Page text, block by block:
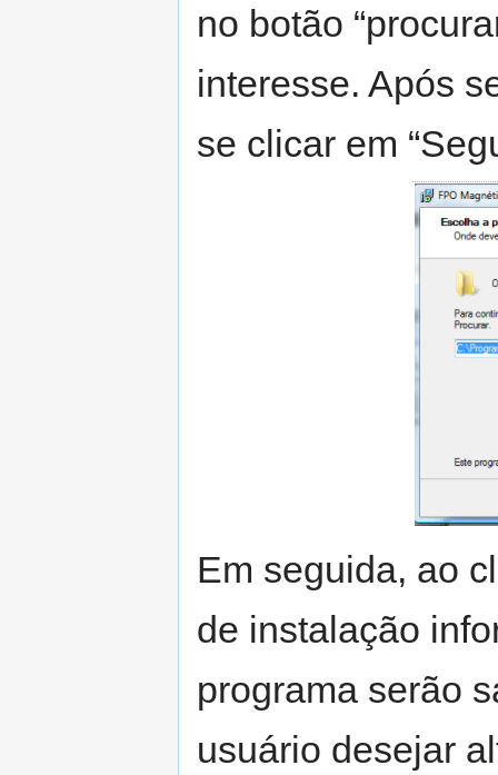
no botão
interesse. Após
se clicar em
Em seguida, ao
de instalação
programa serão
usuário desejar